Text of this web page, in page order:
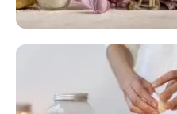
FLORAL DE BACH
Responda as
floral em casa.